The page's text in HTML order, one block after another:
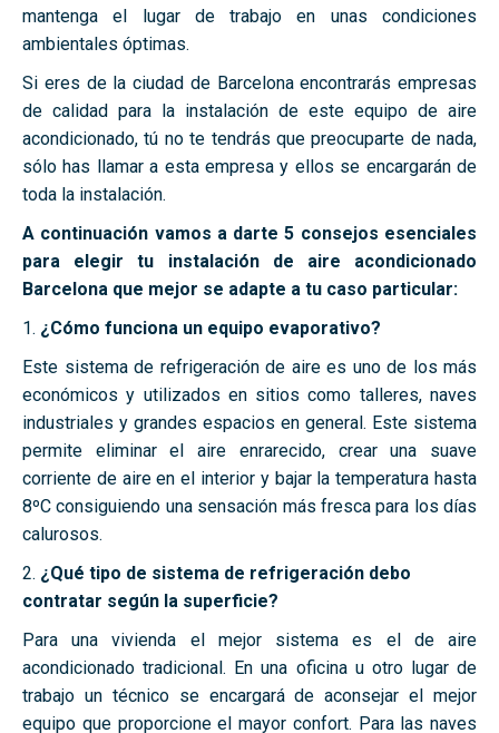
mantenga el lugar de trabajo en unas condiciones
ambientales óptimas.
Si eres de la ciudad de Barcelona encontrarás empresas
de calidad para la instalación de este equipo de aire
acondicionado, tú no te tendrás que preocuparte de nada,
sólo has llamar a esta empresa y ellos se encargarán de
toda la instalación.
A continuación vamos a darte 5 consejos esenciales
para elegir tu instalación de aire acondicionado
Barcelona que mejor se adapte a tu caso particular:
1. ¿Cómo funciona un equipo evaporativo?
Este sistema de refrigeración de aire es uno de los más
económicos y utilizados en sitios como talleres, naves
industriales y grandes espacios en general. Este sistema
permite eliminar el aire enrarecido, crear una suave
corriente de aire en el interior y bajar la temperatura hasta
8ºC consiguiendo una sensación más fresca para los días
calurosos.
2. ¿Qué tipo de sistema de refrigeración debo
contratar según la superficie?
Para una vivienda el mejor sistema es el de aire
acondicionado tradicional. En una oficina u otro lugar de
trabajo un técnico se encargará de aconsejar el mejor
equipo que proporcione el mayor confort. Para las naves